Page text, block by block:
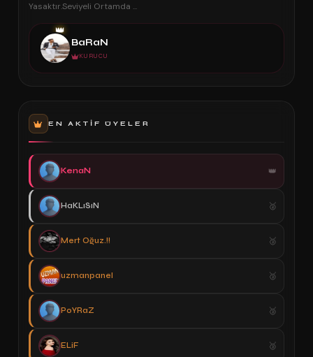
Yasaktır.Seviyeli Ortamda ...
👑
BaRaN
KURUCU
EN AKTIF ÜYELER
KenaN
HaKLıSıN
Mert Oğuz.!!
uzmanpanel
PoYRaZ
ELiF